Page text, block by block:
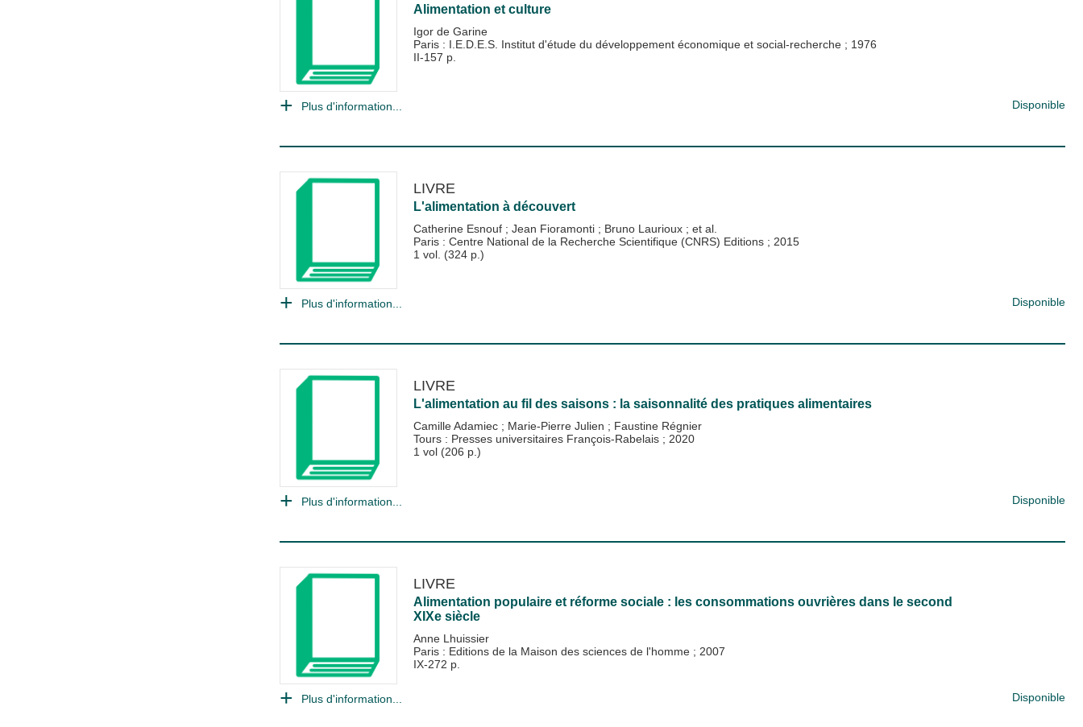
Alimentation et culture
Igor de Garine
Paris : I.E.D.E.S. Institut d'étude du développement économique et social-recherche ; 1976
II-157 p.
Plus d'information... Disponible
LIVRE
L'alimentation à découvert
Catherine Esnouf ; Jean Fioramonti ; Bruno Laurioux ; et al.
Paris : Centre National de la Recherche Scientifique (CNRS) Editions ; 2015
1 vol. (324 p.)
Plus d'information... Disponible
LIVRE
L'alimentation au fil des saisons : la saisonnalité des pratiques alimentaires
Camille Adamiec ; Marie-Pierre Julien ; Faustine Régnier
Tours : Presses universitaires François-Rabelais ; 2020
1 vol (206 p.)
Plus d'information... Disponible
LIVRE
Alimentation populaire et réforme sociale : les consommations ouvrières dans le second
XIXe siècle
Anne Lhuissier
Paris : Editions de la Maison des sciences de l'homme ; 2007
IX-272 p.
Plus d'information... Disponible